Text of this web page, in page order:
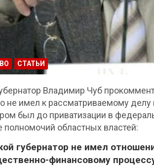
СТАТЬИ
Владимир Чуб
не имел к рассматриваемому
был до приватизации в
полномочий областных властей:
губернатор не имел
финансовому